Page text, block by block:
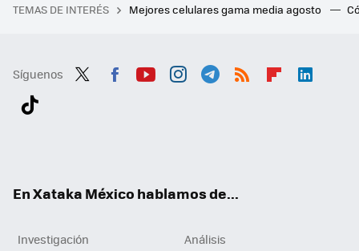
TEMAS DE INTERÉS Mejores celulares gama media agosto
Síguenos
En Xataka México hablamos de...
Investigación
Análisis